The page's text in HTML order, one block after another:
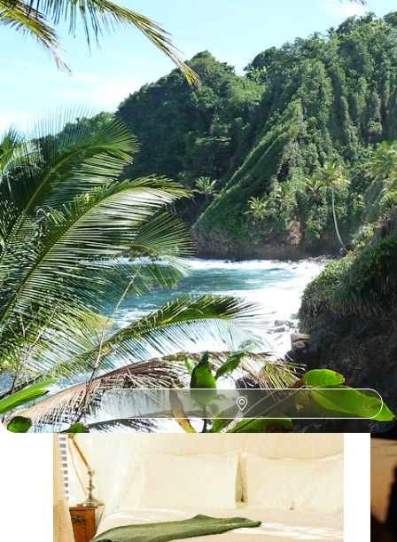
Les Caraïbes, oui, mais en deux temps et tout en volupté : calme,
nature préservée et cocons privilégiés
8 jours, de 7700 à 9100 $ CA
Toutes nos suggestions de voyages de noces en Antigua (2)
L'Antigua selonvos envies
Parce que chaque voyageur est différent